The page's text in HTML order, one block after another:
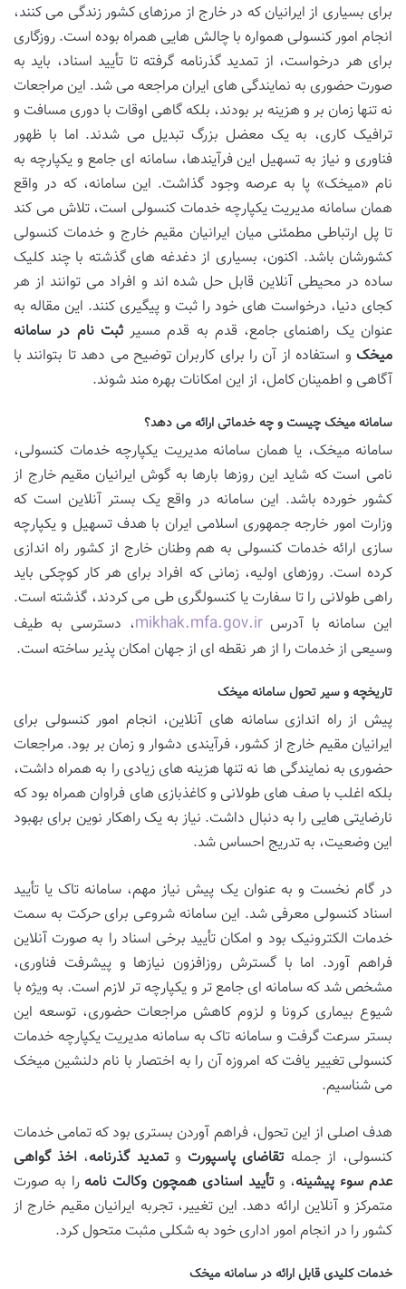
برای بسیاری از ایرانیان که در خارج از مرزهای کشور زندگی می کنند،
انجام امور کنسولی همواره با چالش هایی همراه بوده است. روزگاری
برای هر درخواست، از تمدید گذرنامه گرفته تا تأیید اسناد، باید به
صورت حضوری به نمایندگی های ایران مراجعه می شد. این مراجعات
نه تنها زمان بر و هزینه بر بودند، بلکه گاهی اوقات با دوری مسافت و
ترافیک کاری، به یک معضل بزرگ تبدیل می شدند. اما با ظهور
فناوری و نیاز به تسهیل این فرآیندها، سامانه ای جامع و یکپارچه به
نام «میخک» پا به عرصه وجود گذاشت. این سامانه، که در واقع
همان سامانه مدیریت یکپارچه خدمات کنسولی است، تلاش می کند
تا پل ارتباطی مطمئنی میان ایرانیان مقیم خارج و خدمات کنسولی
کشورشان باشد. اکنون، بسیاری از دغدغه های گذشته با چند کلیک
ساده در محیطی آنلاین قابل حل شده اند و افراد می توانند از هر
کجای دنیا، درخواست های خود را ثبت و پیگیری کنند. این مقاله به
عنوان یک راهنمای جامع، قدم به قدم مسیرثبت نام در سامانه
میخک و استفاده از آن را برای کاربران توضیح می دهد تا بتوانند با
آگاهی و اطمینان کامل، از این امکانات بهره مند شوند.
سامانه میخک چیست و چه خدماتی ارائه می دهد؟
سامانه میخک، یا همان سامانه مدیریت یکپارچه خدمات کنسولی،
نامی است که شاید این روزها بارها به گوش ایرانیان مقیم خارج از
کشور خورده باشد. این سامانه در واقع یک بستر آنلاین است که
وزارت امور خارجه جمهوری اسلامی ایران با هدف تسهیل و یکپارچه
سازی ارائه خدمات کنسولی به هم وطنان خارج از کشور راه اندازی
کرده است. روزهای اولیه، زمانی که افراد برای هر کار کوچکی باید
راهی طولانی را تا سفارت یا کنسولگری طی می کردند، گذشته است.
این سامانه با آدرسmikhak.mfa.gov.ir، دسترسی به طیف
وسیعی از خدمات را از هر نقطه ای از جهان امکان پذیر ساخته است.
تاریخچه و سیر تحول سامانه میخک
پیش از راه اندازی سامانه های آنلاین، انجام امور کنسولی برای
ایرانیان مقیم خارج از کشور، فرآیندی دشوار و زمان بر بود. مراجعات
حضوری به نمایندگی ها نه تنها هزینه های زیادی را به همراه داشت،
بلکه اغلب با صف های طولانی و کاغذبازی های فراوان همراه بود که
نارضایتی هایی را به دنبال داشت. نیاز به یک راهکار نوین برای بهبود
این وضعیت، به تدریج احساس شد.
در گام نخست و به عنوان یک پیش نیاز مهم، سامانه تاک یا تأیید
اسناد کنسولی معرفی شد. این سامانه شروعی برای حرکت به سمت
خدمات الکترونیک بود و امکان تأیید برخی اسناد را به صورت آنلاین
فراهم آورد. اما با گسترش روزافزون نیازها و پیشرفت فناوری،
مشخص شد که سامانه ای جامع تر و یکپارچه تر لازم است. به ویژه با
شیوع بیماری کرونا و لزوم کاهش مراجعات حضوری، توسعه این
بستر سرعت گرفت و سامانه تاک به سامانه مدیریت یکپارچه خدمات
کنسولی تغییر یافت که امروزه آن را به اختصار با نام دلنشین میخک
می شناسیم.
هدف اصلی از این تحول، فراهم آوردن بستری بود که تمامی خدمات
کنسولی، از جملهتقاضای پاسپورت وتمدید گذرنامه، اخذ گواهی
عدم سوء پیشینه، وتأیید اسنادی همچون وکالت نامه را به صورت
متمرکز و آنلاین ارائه دهد. این تغییر، تجربه ایرانیان مقیم خارج از
کشور را در انجام امور اداری خود به شکلی مثبت متحول کرد.
خدمات کلیدی قابل ارائه در سامانه میخک